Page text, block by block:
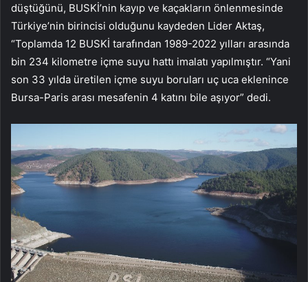
düştüğünü, BUSKİ’nin kayıp ve kaçakların önlenmesinde
Türkiye’nin birincisi olduğunu kaydeden Lider Aktaş,
“Toplamda 12 BUSKİ tarafından 1989-2022 yılları arasında
bin 234 kilometre içme suyu hattı imalatı yapılmıştır. “Yani
son 33 yılda üretilen içme suyu boruları uç uca eklenince
Bursa-Paris arası mesafenin 4 katını bile aşıyor” dedi.